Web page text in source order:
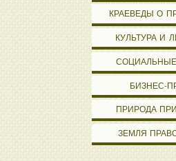
КРАЕВЕДЫ О
КУЛЬТУРА И
БИЗНЕС-
ПРИРОДА
ЗЕМЛЯ